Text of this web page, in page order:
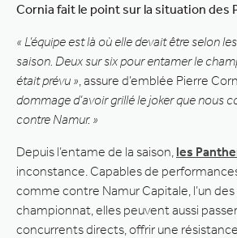
Cornia fait le point sur la situation des
« L’équipe est là où elle devait être selon
saison. Deux sur six pour entamer le
était prévu » , assure d’emblée Pierre
dommage d’avoir grillé le joker que nous
contre Namur. »
Depuis l’entame de la saison, les
inconstance. Capables de
comme contre Namur Capitale, l’un
championnat, elles peuvent aussi
concurrents directs, offrir une